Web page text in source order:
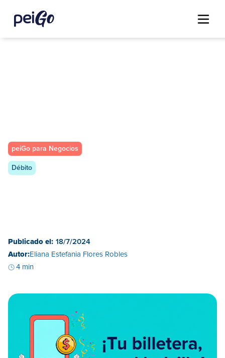
peiGo para Negocios
Débito
Publicado el: 18/7/2024
Autor:Eliana Estefania Flores Robles
4 min